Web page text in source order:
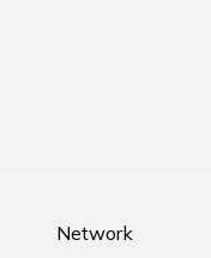
Network